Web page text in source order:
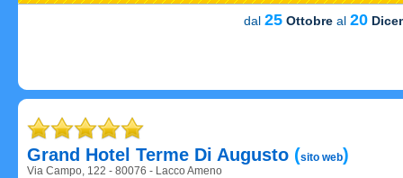
dal 25 Ottobre al 20
Grand Hotel Terme Di Augusto (sito web)
Via Campo, 122 - 80076 - Lacco Ameno